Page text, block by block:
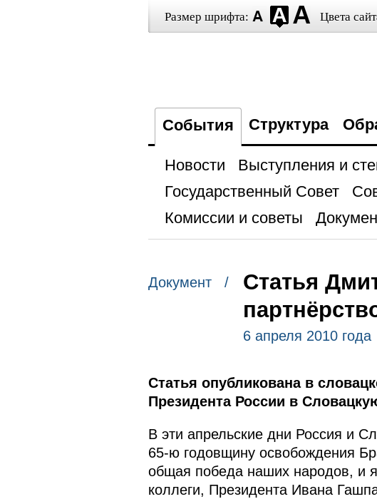
Размер шрифта: Цвета
События Структура
Новости Выступления и
Государственный Совет
Комиссии и советы
Документ /
Статья
6 апреля 2010 года
Статья опубликована в
Президента России в
В эти апрельские дни Россия и
65-ю годовщину освобождения
общая победа наших народов, и
коллеги, Президента Ивана